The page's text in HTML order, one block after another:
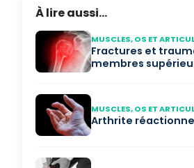
À lire aussi...
MUSCLES, OS ET
Fractures et
membres
MUSCLES, OS ET
Arthrite